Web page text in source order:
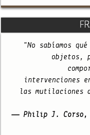
"No sabíamos
objetos,
intervenciones
las mutilaciones
— Philip J. Corso,